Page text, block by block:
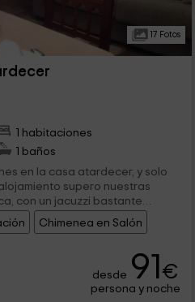
17 Fotos
1 habitaciones
1 baños
en la casa atardecer, y solo
supero nuestras
con un jacuzzi bastante
moderna mas rural, nos
afable y atento con nosotros,
magdalenas etc para el
detalle, fuimos al restorán que
todo muy rico, el bacalao y el
Chimenea en Salón
desde 91€
persona y noche